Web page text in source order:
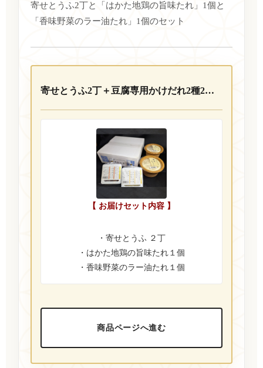
寄せとうふ2丁と「はかた地鶏の旨味たれ」1個と
「香味野菜のラー油たれ」1個のセット
寄せとうふ2丁＋豆腐専用かけだれ2種2個セット
【 お届けセット内容 】
・寄せとうふ ２丁
・はかた地鶏の旨味たれ１個
・香味野菜のラー油たれ１個
商品ページへ進む